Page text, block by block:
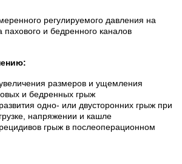
регулируемого давления на
пахового и бедренного каналов
размеров и ущемления
и бедренных грыж
одно- или двусторонних грыж при
напряжении и кашле
грыж в послеоперационном